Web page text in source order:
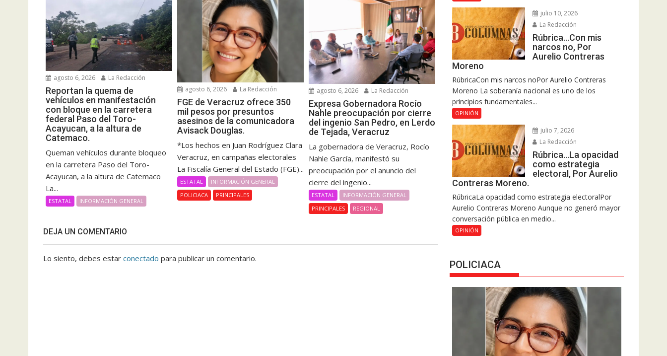
agosto 6, 2026 La Redacción
Reportan la quema de
vehículos en manifestación
con bloque en la carretera
federal Paso del Toro-
Acayucan, a la altura de
Catemaco.
Queman vehículos durante bloqueo
en la carretera Paso del Toro-
Acayucan, a la altura de Catemaco
La...
ESTATAL INFORMACIÓN GENERAL
agosto 6, 2026 La Redacción
FGE de Veracruz ofrece 350
mil pesos por presuntos
asesinos de la comunicadora
Avisack Douglas.
*Los hechos en Juan Rodríguez Clara
Veracruz, en campañas electorales
La Fiscalía General del Estado (FGE)...
ESTATAL
INFORMACIÓN GENERAL
POLICIACA
PRINCIPALES
agosto 6, 2026 La Redacción
Expresa Gobernadora Rocío
Nahle preocupación por cierre
del ingenio San Pedro, en Lerdo
de Tejada, Veracruz
La gobernadora de Veracruz, Rocío
Nahle García, manifestó su
preocupación por el anuncio del
cierre del ingenio...
ESTATAL
INFORMACIÓN GENERAL
PRINCIPALES
REGIONAL
DEJA UN COMENTARIO
Lo siento, debes estar conectado para publicar un comentario.
julio 10, 2026
La Redacción
Rúbrica…Con mis
narcos no, Por
Aurelio Contreras
Moreno
RúbricaCon mis narcos noPor Aurelio Contreras
Moreno La soberanía nacional es uno de los
principios fundamentales...
OPINIÓN
julio 7, 2026
La Redacción
Rúbrica…La opacidad
como estrategia
electoral, Por Aurelio
Contreras Moreno.
RúbricaLa opacidad como estrategia electoralPor
Aurelio Contreras Moreno Aunque no generó mayor
conversación pública en medio...
OPINIÓN
POLICIACA